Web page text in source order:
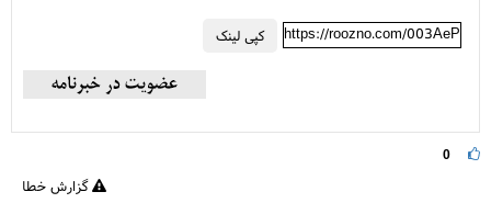
کپی لینک https://roozno.com/003AeP
0
گزارش خطا